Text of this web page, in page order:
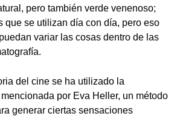
pero también verde venenoso;
que se utilizan día con día, pero eso
variar las cosas dentro de las
del cine se ha utilizado la
por Eva Heller, un método
generar ciertas sensaciones